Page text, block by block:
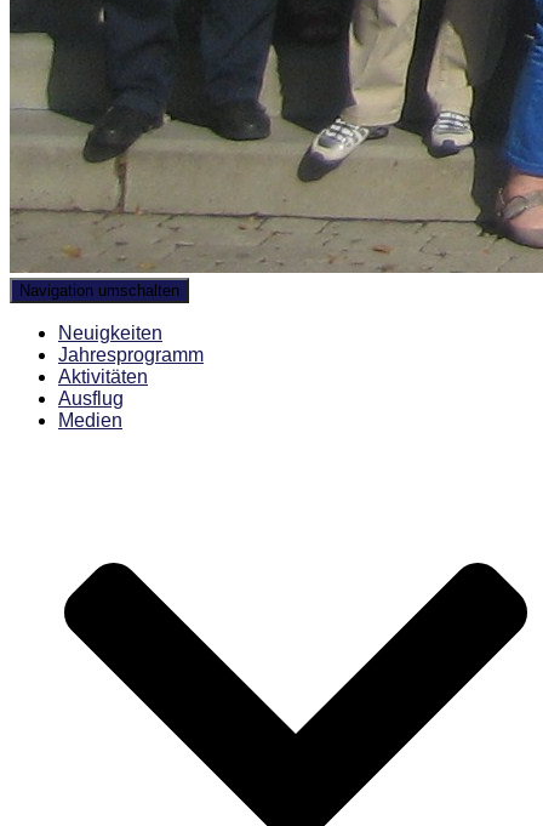
Navigation umschalten
Neuigkeiten
Jahresprogramm
Aktivitäten
Ausflug
Medien